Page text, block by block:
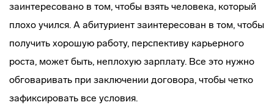
заинтересовано в том, чтобы взять человека, который
плохо учился. А абитуриент заинтересован в том, чтобы
получить хорошую работу, перспективу карьерного
роста, может быть, неплохую зарплату. Все это нужно
обговаривать при заключении договора, чтобы четко
зафиксировать все условия.